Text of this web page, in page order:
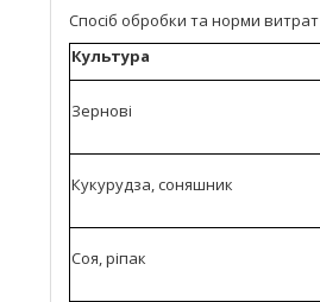
Спосіб обробки та норми витрат
Культура
Зернові
Кукурудза, соняшник
Соя, ріпак